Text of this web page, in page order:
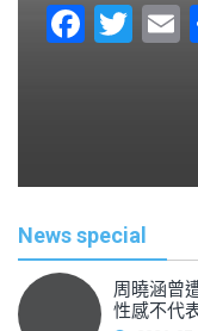
F
b
o
k
T
News special
周曉涵曾
性感不代